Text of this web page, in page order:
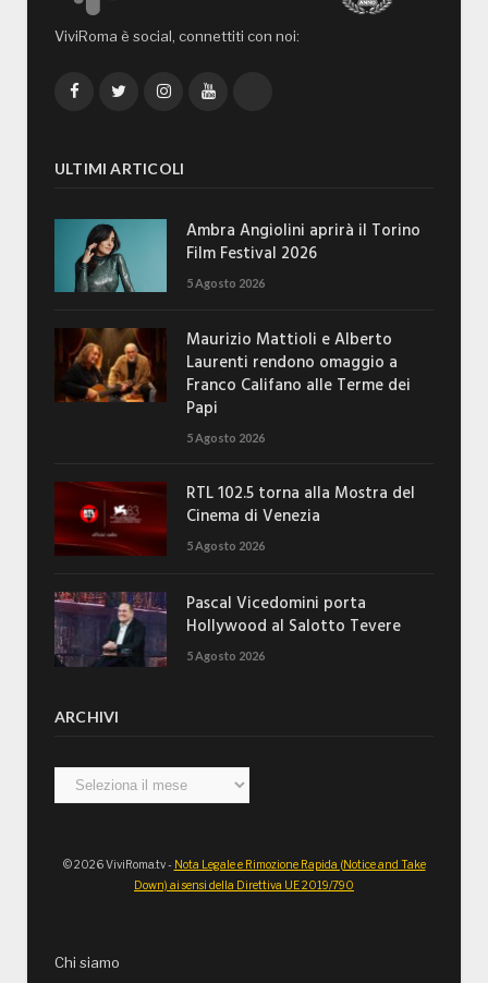
ViviRoma è social, connettiti con noi:
FacebookTwitterInstagramYouTube
ULTIMI ARTICOLI
Ambra Angiolini aprirà il Torino
Film Festival 2026
5 Agosto 2026
Maurizio Mattioli e Alberto
Laurenti rendono omaggio a
Franco Califano alle Terme dei
Papi
5 Agosto 2026
RTL 102.5 torna alla Mostra del
Cinema di Venezia
5 Agosto 2026
Pascal Vicedomini porta
Hollywood al Salotto Tevere
5 Agosto 2026
ARCHIVI
Archivi
© 2026 ViviRoma.tv - Nota Legale e Rimozione Rapida (Notice and Take
Down) ai sensi della Direttiva UE 2019/790
Chi siamo